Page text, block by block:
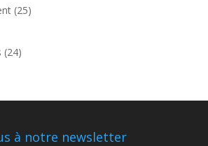
(25)
(24)
à notre newsletter